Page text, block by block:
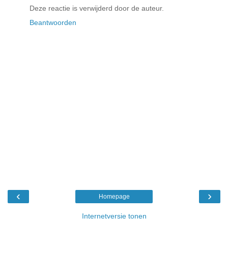
Deze reactie is verwijderd door de auteur.
Beantwoorden
‹ ›
Homepage
Internetversie tonen